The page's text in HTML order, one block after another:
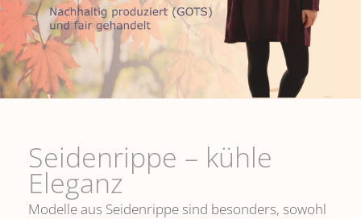
Seidenrippe­ – kühle
Eleganz
Modelle aus Seidenrippe sind besonders, sowohl